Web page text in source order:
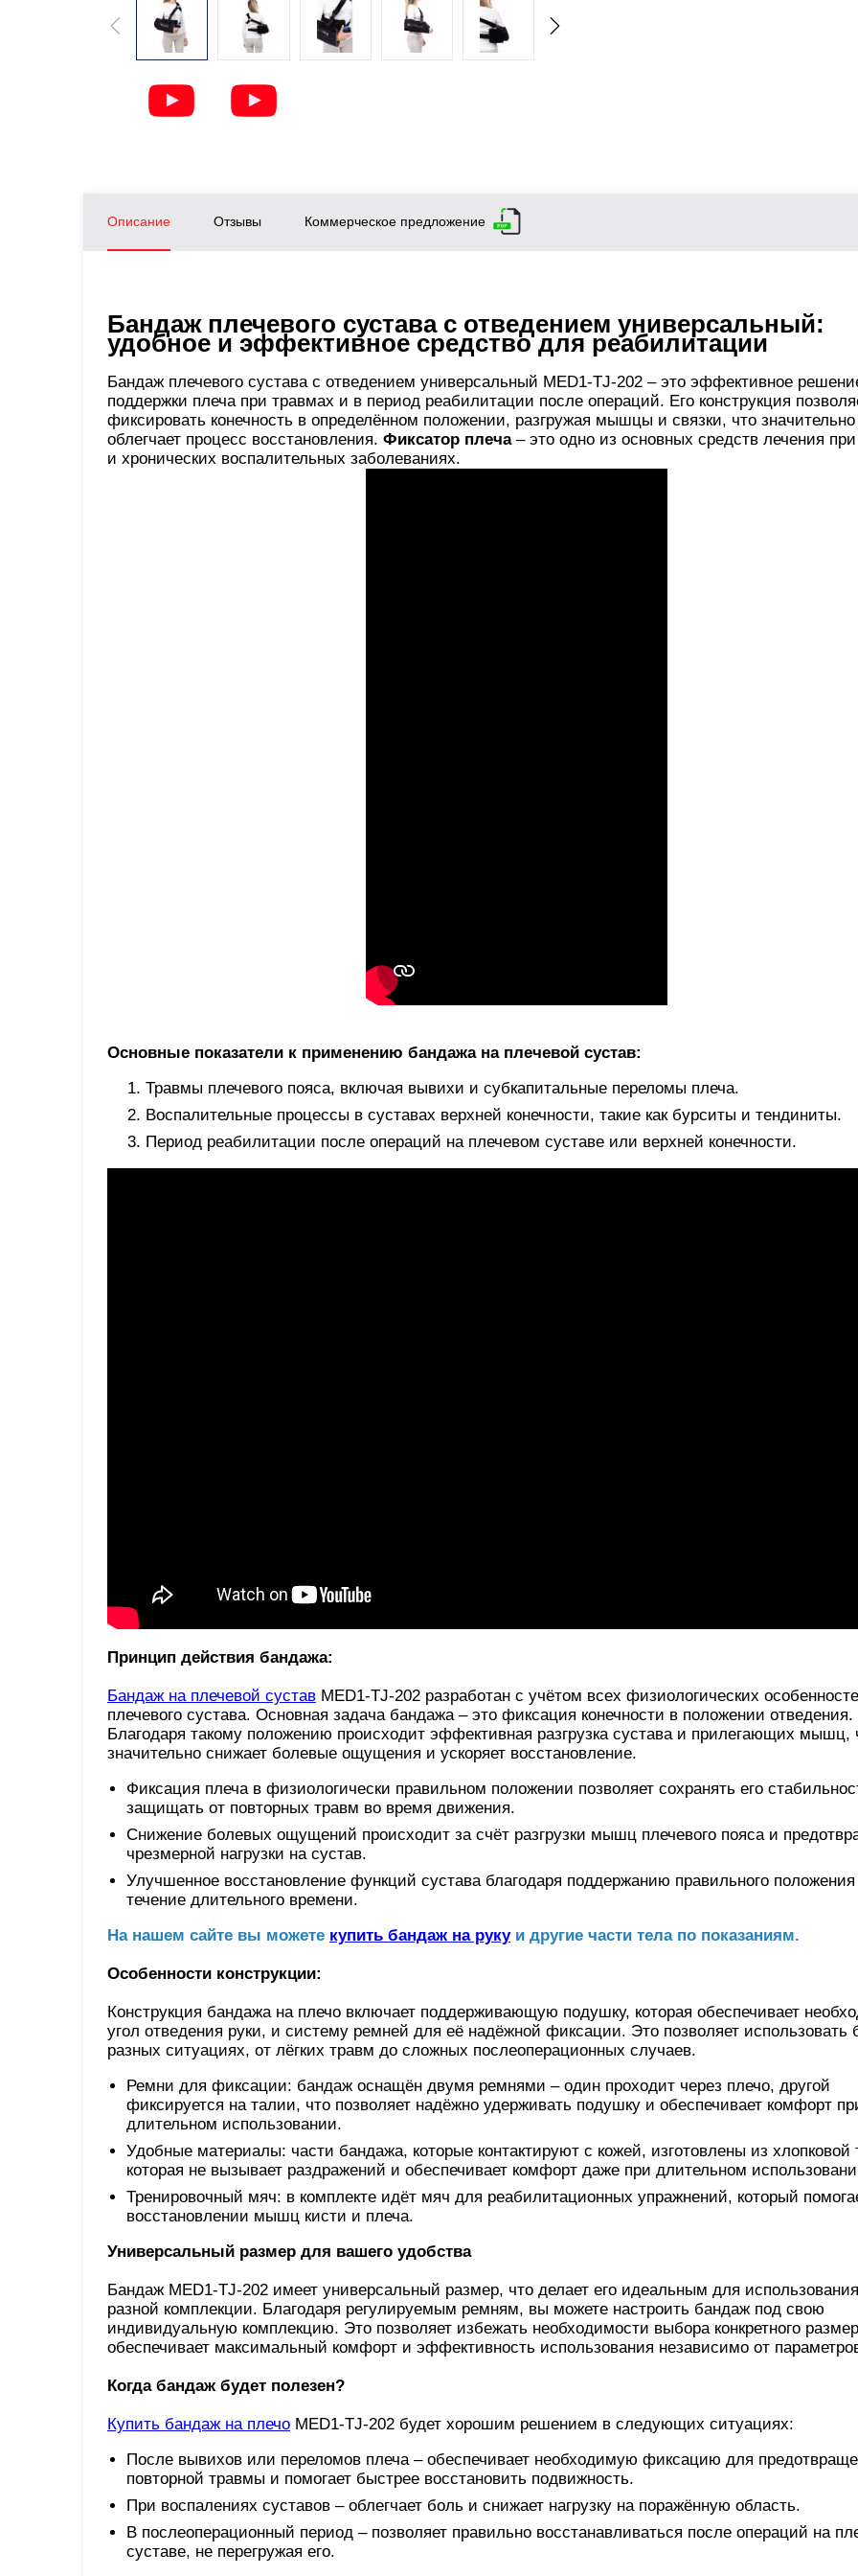
Описание Отзывы Коммерческое предложение
Бандаж плечевого сустава с отведением универсальный:
удобное и эффективное средство для реабилитации
Бандаж плечевого сустава с отведением универсальный MED1-TJ-202 – это эффективное
поддержки плеча при травмах и в период реабилитации после операций. Его конструкция
фиксировать конечность в определённом положении, разгружая мышцы и связки, что значительно
облегчает процесс восстановления. Фиксатор плеча– это одно из основных средств лечения
и хронических воспалительных заболеваниях.
Основные показатели к применению бандажа на плечевой сустав:
Травмы плечевого пояса, включая вывихи и субкапитальные переломы плеча.
Воспалительные процессы в суставах верхней конечности, такие как бурситы и тендиниты.
Период реабилитации после операций на плечевом суставе или верхней конечности.
Принцип действия бандажа:
Бандаж на плечевой сустав MED1-TJ-202 разработан с учётом всех физиологических
плечевого сустава. Основная задача бандажа – это фиксация конечности в положении отведения.
Благодаря такому положению происходит эффективная разгрузка сустава и прилегающих мышц,
значительно снижает болевые ощущения и ускоряет восстановление.
Фиксация плеча в физиологически правильном положении позволяет сохранять его
защищать от повторных травм во время движения.
Снижение болевых ощущений происходит за счёт разгрузки мышц плечевого пояса и
чрезмерной нагрузки на сустав.
Улучшенное восстановление функций сустава благодаря поддержанию правильного
течение длительного времени.
На нашем сайте вы можете купить бандаж на рукуи другие части тела по показаниям.
Особенности конструкции:
Конструкция бандажа на плечо включает поддерживающую подушку, которая обеспечивает
угол отведения руки, и систему ремней для её надёжной фиксации. Это позволяет использовать
разных ситуациях, от лёгких травм до сложных послеоперационных случаев.
Ремни для фиксации: бандаж оснащён двумя ремнями – один проходит через плечо, другой
фиксируется на талии, что позволяет надёжно удерживать подушку и обеспечивает комфорт
длительном использовании.
Удобные материалы: части бандажа, которые контактируют с кожей, изготовлены из хлопковой
которая не вызывает раздражений и обеспечивает комфорт даже при длительном
Тренировочный мяч: в комплекте идёт мяч для реабилитационных упражнений, который
восстановлении мышц кисти и плеча.
Универсальный размер для вашего удобства
Бандаж MED1-TJ-202 имеет универсальный размер, что делает его идеальным для
разной комплекции. Благодаря регулируемым ремням, вы можете настроить бандаж под свою
индивидуальную комплекцию. Это позволяет избежать необходимости выбора конкретного
обеспечивает максимальный комфорт и эффективность использования независимо от
Когда бандаж будет полезен?
Купить бандаж на плечо MED1-TJ-202 будет хорошим решением в следующих ситуациях:
После вывихов или переломов плеча – обеспечивает необходимую фиксацию для
повторной травмы и помогает быстрее восстановить подвижность.
При воспалениях суставов – облегчает боль и снижает нагрузку на поражённую область.
В послеоперационный период – позволяет правильно восстанавливаться после операций на
суставе, не перегружая его.